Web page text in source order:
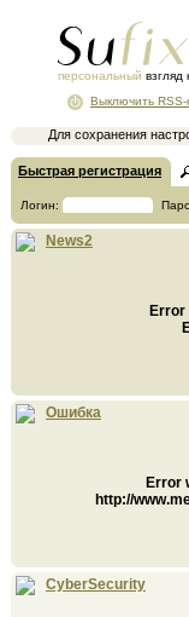
персональный
Для сохранения
Выключить RSS-
Быстрая регистрация
Логин:
News2
Error
Ошибка
Error
http://
CyberSecurity